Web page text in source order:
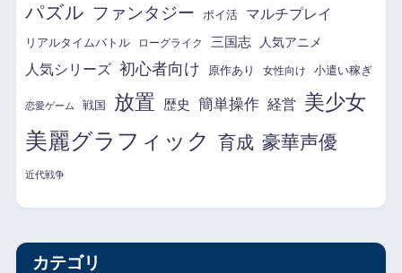
パズル ファンタジー ポイ活 マルチプレイ
リアルタイムバトル ローグライク 三国志 人気アニメ
人気シリーズ 初心者向け 原作あり 女性向け 小遣い稼ぎ
恋愛ゲーム 戦国 放置 歴史 簡単操作 経営 美少女
美麗グラフィック 育成 豪華声優
近代戦争
カテゴリ